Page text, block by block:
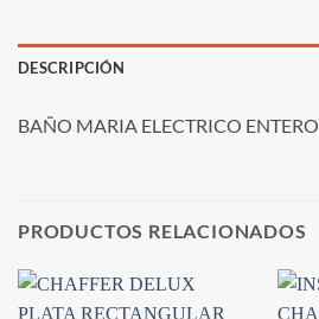
DESCRIPCIÓN
BAÑO MARIA ELECTRICO
PRODUCTOS RELACIONADOS